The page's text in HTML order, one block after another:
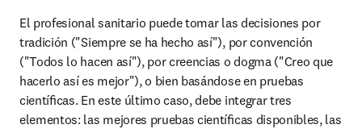
El profesional sanitario puede tomar las decisiones por
tradición ("Siempre se ha hecho así"), por convención
("Todos lo hacen así"), por creencias o dogma ("Creo que
hacerlo así es mejor"), o bien basándose en pruebas
cientíﬁcas. En este último caso, debe integrar tres
elementos: las mejores pruebas cientíﬁcas disponibles, las